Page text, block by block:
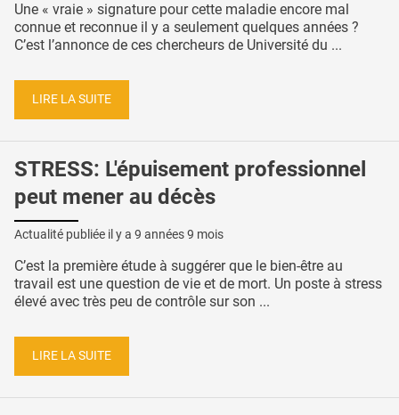
Une « vraie » signature pour cette maladie encore mal
connue et reconnue il y a seulement quelques années ?
C’est l’annonce de ces chercheurs de Université du ...
LIRE LA SUITE
STRESS: L'épuisement professionnel
peut mener au décès
Actualité publiée il y a 9 années 9 mois
C’est la première étude à suggérer que le bien-être au
travail est une question de vie et de mort. Un poste à stress
élevé avec très peu de contrôle sur son ...
LIRE LA SUITE